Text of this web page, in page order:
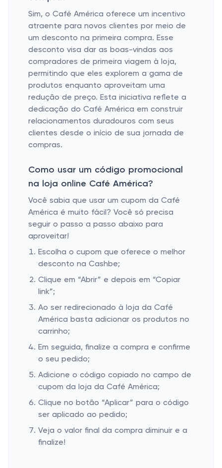
Sim, o Café América oferece um incentivo
atraente para novos clientes por meio de
um desconto na primeira compra. Esse
desconto visa dar as boas-vindas aos
compradores de primeira viagem à loja,
permitindo que eles explorem a gama de
produtos enquanto aproveitam uma
redução de preço. Esta iniciativa reflete a
dedicação do Café América em construir
relacionamentos duradouros com seus
clientes desde o início de sua jornada de
compras.
Como usar um código promocional
na loja online Café América?
Você sabia que usar um cupom da Café
América é muito fácil? Você só precisa
seguir o passo a passo abaixo para
aproveitar!
Escolha o cupom que oferece o melhor
desconto na Cashbe;
Clique em “Abrir” e depois em “Copiar
link”;
Ao ser redirecionado à loja da Café
América basta adicionar os produtos no
carrinho;
Em seguida, finalize a compra e confirme
o seu pedido;
Adicione o código copiado no campo de
cupom da loja da Café América;
Clique no botão “Aplicar” para o código
ser aplicado ao pedido;
Veja o valor final da compra diminuir e a
finalize!